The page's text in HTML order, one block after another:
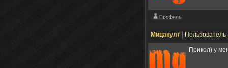
Мицакулт Пользователь
Прикол) у